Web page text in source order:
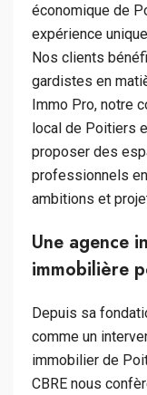
économique de
expérience
Nos clients
gardistes en
Immo Pro, notre
local de Poitiers
proposer des
professionnels
ambitions et
Une agence
immobilière
Depuis sa
comme un
immobilier de
CBRE nous